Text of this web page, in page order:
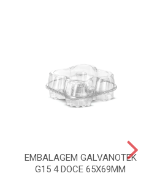
EMBALAGEM GALVANOTEK
G15 4 DOCE 65X69MM